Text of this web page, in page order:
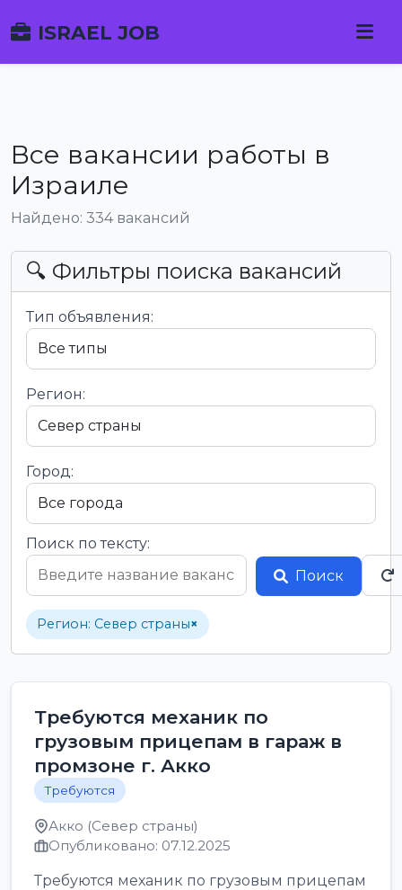
ISRAEL JOB
Все вакансии работы в
Израиле
Найдено: 334 вакансий
🔍 Фильтры поиска вакансий
Тип объявления:
Регион:
Город:
Поиск по тексту:
Поиск
Регион: Север страны×
Требуются механик по
грузовым прицепам в гараж в
промзоне г. Акко
Требуются
Акко (Север страны)
Опубликовано: 07.12.2025
Требуются механик по грузовым прицепам